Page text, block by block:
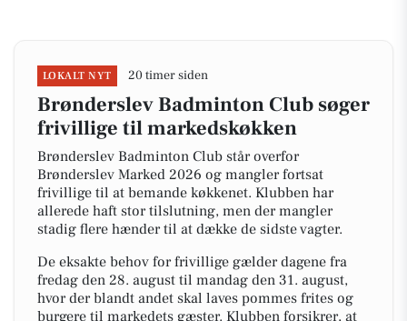
LOKALT NYT 20 timer siden
Brønderslev Badminton Club søger
frivillige til markedskøkken
Brønderslev Badminton Club står overfor
Brønderslev Marked 2026 og mangler fortsat
frivillige til at bemande køkkenet. Klubben har
allerede haft stor tilslutning, men der mangler
stadig flere hænder til at dække de sidste vagter.
De eksakte behov for frivillige gælder dagene fra
fredag den 28. august til mandag den 31. august,
hvor der blandt andet skal laves pommes frites og
burgere til markedets gæster. Klubben forsikrer, at